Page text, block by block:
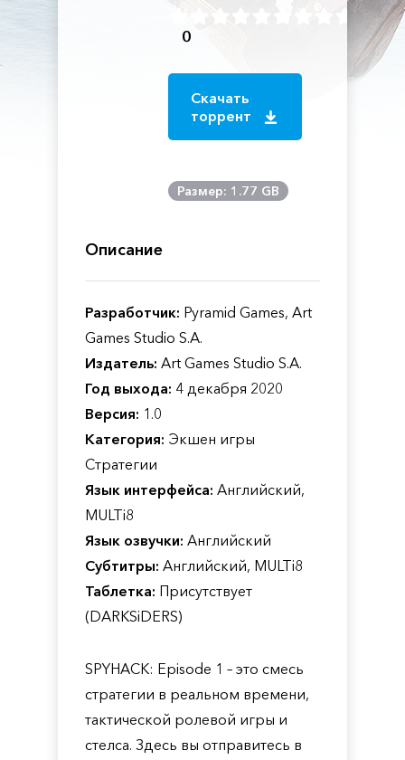
0
Скачать
торрент
Размер: 1.77 GB
Описание
Разработчик: Pyramid Games, Art
Games Studio S.A.
Издатель: Art Games Studio S.A.
Год выхода: 4 декабря 2020
Версия: 1.0
Категория: Экшен игры
Стратегии
Язык интерфейса: Английский,
MULTi8
Язык озвучки: Английский
Субтитры: Английский, MULTi8
Таблетка: Присутствует
(DARKSiDERS)
SPYHACK: Episode 1 – это смесь
стратегии в реальном времени,
тактической ролевой игры и
стелса. Здесь вы отправитесь в